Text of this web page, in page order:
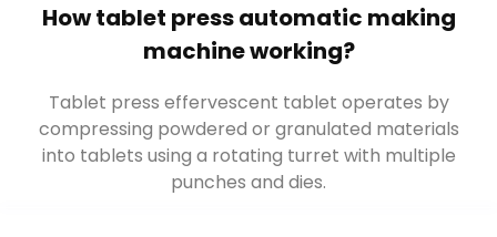
Máy ép viên tự động hoạt động như thế
nào?
Máy ép viên sủi hoạt động bằng cách nén các vật
liệu dạng bột hoặc dạng hạt thành dạng viên bằng
cách sử dụng một tháp xoay có nhiều chày và
khuôn.